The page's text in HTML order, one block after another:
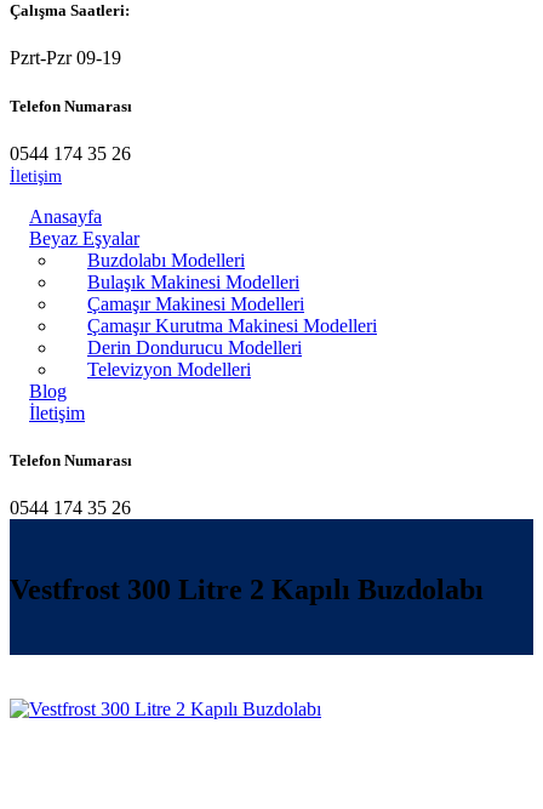
Çalışma Saatleri:
Pzrt-Pzr 09-19
Telefon Numarası
0544 174 35 26
İletişim
Anasayfa
Beyaz Eşyalar
Buzdolabı Modelleri
Bulaşık Makinesi Modelleri
Çamaşır Makinesi Modelleri
Çamaşır Kurutma Makinesi Modelleri
Derin Dondurucu Modelleri
Televizyon Modelleri
Blog
İletişim
Telefon Numarası
0544 174 35 26
Vestfrost 300 Litre 2 Kapılı Buzdolabı